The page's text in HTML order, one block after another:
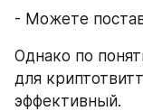
- Можете
Однако по
для
эффективный.